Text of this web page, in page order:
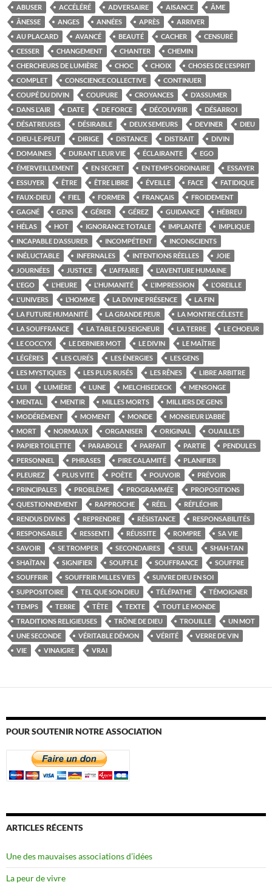
ABUSER ACCÉLÉRÉ ADVERSAIRE AISANCE
ÂME
ÂNESSE
ANGES ANNÉES APRÈS
ARRIVER
AU PLACARD
AVANCÉ BEAUTÉ CACHER
CENSURÉ
CESSER
CHANGEMENT CHANTER
CHEMIN
CHERCHEURS DE LUMIÈRE
CHOC CHOIX
CHOSES DE L'ESPRIT
COMPLET
CONSCIENCE COLLECTIVE
CONTINUER
COUPÉ DU DIVIN
COUPURE CROYANCES
D’ASSUMER
DANS L'AIR
DATE DE FORCE DÉCOUVRIR
DÉSARROI
DÉSATREUSES
DÉSIRABLE DEUX SEMEURS DEVINER
DIEU
DIEU-LE-PEUT
DIRIGE DISTANCE DISTRAIT
DIVIN
DOMAINES
DURANT LEUR VIE ÉCLAIRANTE
EGO
ÉMERVEILLEMENT
EN SECRET EN TEMPS ORDINAIRE
ESSAYER
ESSUYER
ÊTRE ÊTRE LIBRE ÉVEILLE FACE
FATIDIQUE
FAUX-DIEU
FIEL FORMER FRANÇAIS
FROIDEMENT
GAGNÉ
GENS GÉRER GÉREZ GUIDANCE
HÉBREU
HÉLAS
HOT IGNORANCE TOTALE IMPLANTÉ
IMPLIQUE
INCAPABLE D’ASSURER
INCOMPÉTENT
INCONSCIENTS
INÉLUCTABLE
INFERNALES INTENTIONS RÉELLES
JOIE
JOURNÉES
JUSTICE L'AFFAIRE
L'AVENTURE HUMAINE
L'EGO
L'HEURE L'HUMANITÉ L'IMPRESSION
L'OREILLE
L'UNIVERS
L’HOMME LA DIVINE PRÉSENCE
LA FIN
LA FUTURE HUMANITÉ
LA GRANDE PEUR
LA MONTRE CÉLESTE
LA SOUFFRANCE
LA TABLE DU SEIGNEUR LA TERRE
LE CHOEUR
LE COCCYX
LE DERNIER MOT LE DIVIN
LE MAÎTRE
LÉGÈRES
LES CURÉS LES ÉNERGIES
LES GENS
LES MYSTIQUES
LES PLUS RUSÉS LES RÊNES
LIBRE ARBITRE
LUI
LUMIÈRE LUNE MELCHISEDECK
MENSONGE
MENTAL
MENTIR MILLES MORTS
MILLIERS DE GENS
MODÉRÉMENT
MOMENT MONDE
MONSIEUR L’ABBÉ
MORT
NORMAUX ORGANISER ORIGINAL
OUAILLES
PAPIER TOILETTE
PARABOLE PARFAIT PARTIE
PENDULES
PERSONNEL
PHRASES PIRE CALAMITÉ
PLANIFIER
PLEUREZ
PLUS VITE POÈTE POUVOIR
PRÉVOIR
PRINCIPALES
PROBLÈME PROGRAMMÉE
PROPOSITIONS
QUESTIONNEMENT
RAPPROCHE RÉEL
RÉFLÉCHIR
RENDUS DIVINS
REPRENDRE RÉSISTANCE
RESPONSABILITÉS
RESPONSABLE
RESSENTI RÉUSSITE ROMPRE
SA VIE
SAVOIR
SE TROMPER SECONDAIRES SEUL
SHAH-TAN
SHAÏTAN
SIGNIFIER SOUFFLE SOUFFRANCE
SOUFFRE
SOUFFRIR
SOUFFRIR MILLES VIES
SUIVRE DIEU EN SOI
SUPPOSITOIRE
TEL QUE SON DIEU TÉLÉPATHE
TÉMOIGNER
TEMPS
TERRE TÊTE TEXTE
TOUT LE MONDE
TRADITIONS RELIGIEUSES
TRÔNE DE DIEU TROUILLE
UN MOT
UNE SECONDE
VÉRITABLE DÉMON VÉRITÉ
VERRE DE VIN
VIE
VINAIGRE VRAI
POUR SOUTENIR NOTRE ASSOCIATION
ARTICLES RÉCENTS
Une des mauvaises associations d’idées
La peur de vivre